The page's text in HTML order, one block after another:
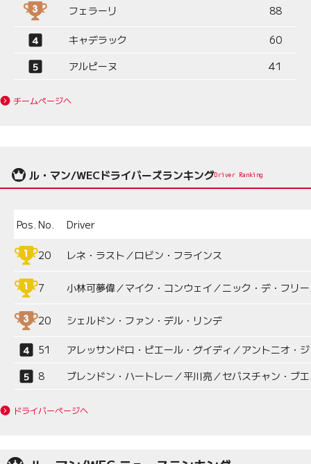
フェラーリ 88
キャデラック
60
アルピーヌ
41
チームページへ
ル・マン/WECドライバーズランキングDriver Ranking
Pos. No. Driver
20 レネ・ラスト／ロビン・フラインス
7 小林可夢偉／マイク・コンウェイ／ニック・デ・フリ
20 シェルドン・ファン・デル・リンデ
51
アレッサンドロ・ピエール・グイディ／アントニオ・
8
ブレンドン・ハートレー／平川亮／セバスチャン・ブ
ドライバーページへ